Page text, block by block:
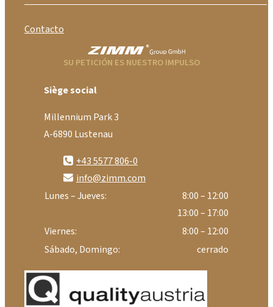
Contacto
SU PETICIÓN ES NUESTRO IMPULSO
Siège social
Millennium Park 3
A-6890 Lustenau
+43 5577 806-0
info@zimm.com
Lunes – Jueves:
8:00 – 12:00
13:00 – 17:00
Viernes:
8:00 – 12:00
Sábado, Domingo:
cerrado